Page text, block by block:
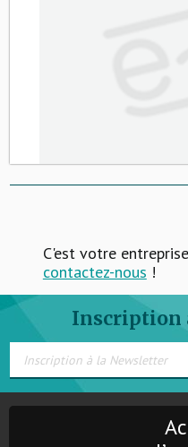
C'est votre
contactez-nous !
Inscription